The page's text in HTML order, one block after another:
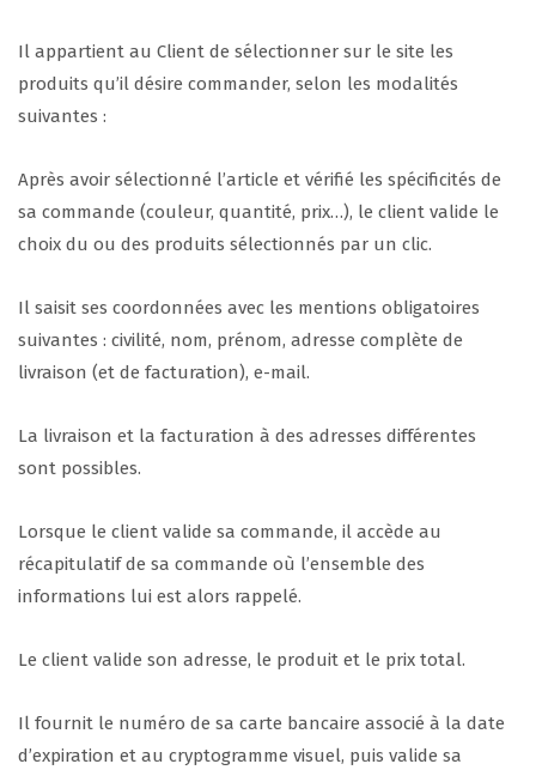
Il appartient au Client de sélectionner sur le site les
produits qu’il désire commander, selon les modalités
suivantes :
Après avoir sélectionné l’article et vérifié les spécificités de
sa commande (couleur, quantité, prix…), le client valide le
choix du ou des produits sélectionnés par un clic.
Il saisit ses coordonnées avec les mentions obligatoires
suivantes : civilité, nom, prénom, adresse complète de
livraison (et de facturation), e-mail.
La livraison et la facturation à des adresses différentes
sont possibles.
Lorsque le client valide sa commande, il accède au
récapitulatif de sa commande où l’ensemble des
informations lui est alors rappelé.
Le client valide son adresse, le produit et le prix total.
Il fournit le numéro de sa carte bancaire associé à la date
d’expiration et au cryptogramme visuel, puis valide sa